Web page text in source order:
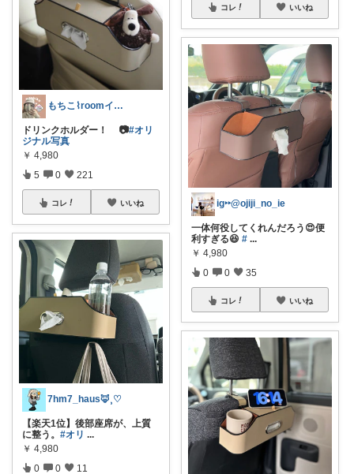
もちこ⌇roomインフルエンサー
ドリンクホルダー！ 📷#オリ
ジナル写真
￥ 4,980
5 0 221
コレ いいね
7hm7_haus‪🦊⸒♡
【楽天1位】後部座席が、上質
に整う。 #オリ ...
￥ 4,980
0 0 11
コレ いいね
ig‣‣@ojiji_no_ie
一体何役してくれんだろう😍便
利すぎる😆 # ...
￥ 4,980
0 0 35
コレ いいね